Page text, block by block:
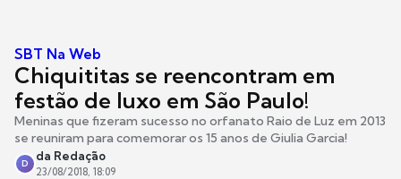
SBT Na Web
Chiquititas se reencontram em
festão de luxo em São Paulo!
Meninas que fizeram sucesso no orfanato Raio de Luz em 2013
se reuniram para comemorar os 15 anos de Giulia Garcia!
D
da Redação
23/08/2018, 18:09